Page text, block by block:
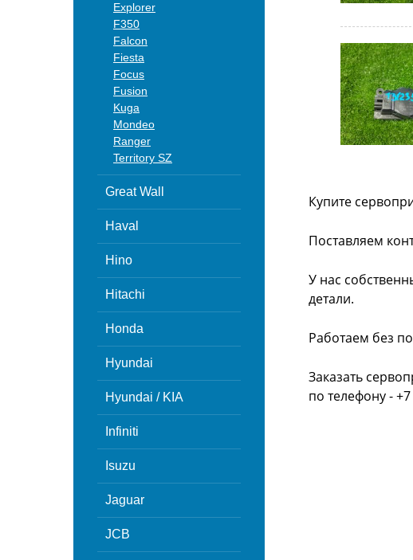
Explorer
F350
Falcon
Fiesta
Focus
Fusion
Kuga
Mondeo
Ranger
Territory SZ
Great Wall
Haval
Hino
Hitachi
Honda
Hyundai
Hyundai / KIA
Infiniti
Isuzu
Jaguar
JCB
Купите
Поставляем
У нас
детали.
Работаем без
Заказать
по телефону -